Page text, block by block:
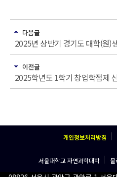
다음글
2025년 상반기 경기도 대학(원)
이전글
2025학년도 1학기 창업학점제
개인정보처리방침
서울대학교 자연과학대학 물